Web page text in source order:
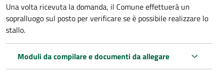
Una volta ricevuta la domanda, il Comune effettuerà un
sopralluogo sul posto per verificare se è possibile realizzare lo
stallo.
Moduli da compilare e documenti da allegare